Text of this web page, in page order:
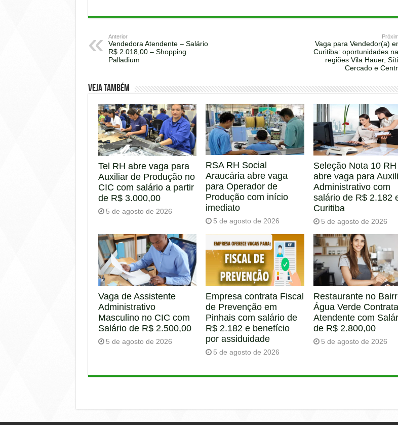
Anterior
Vendedora Atendente – Salário
R$ 2.018,00 – Shopping
Palladium
Vaga para Vendedor(a)
Curitiba: oportunidades
regiões Vila Hauer,
Cercado e
Veja também
Tel RH abre vaga para
Auxiliar de Produção no
CIC com salário a partir
de R$ 3.000,00
5 de agosto de 2026
RSA RH Social
Araucária abre vaga
para Operador de
Produção com início
imediato
5 de agosto de 2026
Seleção Nota 10 RH
abre vaga para
Administrativo com
salário de R$ 2.182
Curitiba
5 de agosto de 2026
Vaga de Assistente
Administrativo
Masculino no CIC com
Salário de R$ 2.500,00
5 de agosto de 2026
Empresa contrata Fiscal
de Prevenção em
Pinhais com salário de
R$ 2.182 e benefício
por assiduidade
5 de agosto de 2026
Restaurante no
Água Verde Contrata
Atendente com
de R$ 2.800,00
5 de agosto de 2026